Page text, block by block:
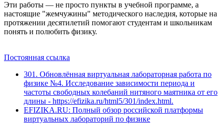
Эти работы — не просто пункты в учебной программе, а
настоящие "жемчужины" методического наследия, которые на
протяжении десятилетий помогают студентам и школьникам
понять и полюбить физику.
Постоянная ссылка
301. Обновлённая виртуальная лабораторная работа по
физике №4. Исследование зависимости периода и
частоты свободных колебаний нитяного маятника от его
длины - https://efizika.ru/html5/301/index.html.
EFIZIKA.RU: Полный обзор российской платформы
виртуальных лабораторий по физике